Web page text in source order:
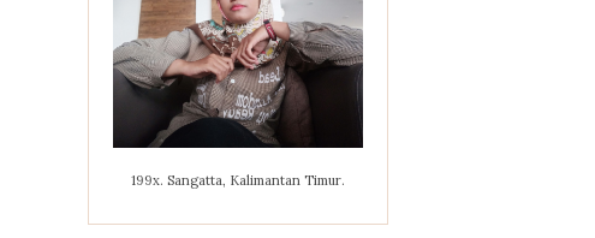
199x. Sangatta, Kalimantan Timur.